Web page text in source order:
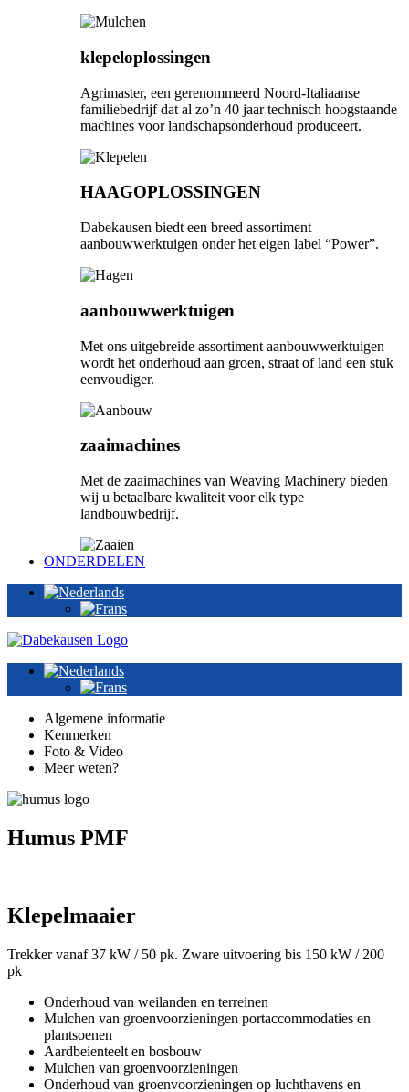
klepeloplossingen
Agrimaster, een gerenommeerd Noord-Italiaanse
familiebedrijf dat al zo’n 40 jaar technisch hoogstaande
machines voor landschapsonderhoud produceert.
HAAGOPLOSSINGEN
Dabekausen biedt een breed assortiment
aanbouwwerktuigen onder het eigen label “Power”.
aanbouwwerktuigen
Met ons uitgebreide assortiment aanbouwwerktuigen
wordt het onderhoud aan groen, straat of land een stuk
eenvoudiger.
zaaimachines
Met de zaaimachines van Weaving Machinery bieden
wij u betaalbare kwaliteit voor elk type
landbouwbedrijf.
ONDERDELEN
Algemene informatie
Kenmerken
Foto & Video
Meer weten?
Humus PMF
Klepelmaaier
Trekker vanaf 37 kW / 50 pk. Zware uitvoering bis 150 kW / 200
pk
Onderhoud van weilanden en terreinen
Mulchen van groenvoorzieningen portaccommodaties en
plantsoenen
Aardbeienteelt en bosbouw
Mulchen van groenvoorzieningen
Onderhoud van groenvoorzieningen op luchthavens en